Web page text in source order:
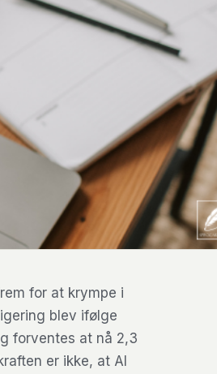
for at krympe i
blev ifølge
forventes at nå 2,3
er ikke, at AI